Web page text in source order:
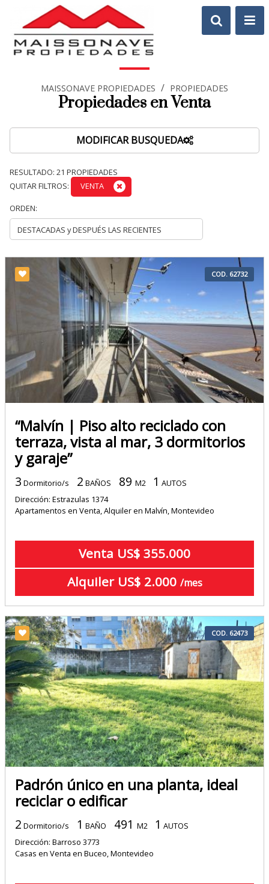
MAISSONAVE PROPIEDADES / PROPIEDADES
Propiedades en Venta
MODIFICAR BUSQUEDA
RESULTADO: 21 PROPIEDADES
QUITAR FILTROS:
VENTA
ORDEN:
COD. 62732
“Malvín | Piso alto reciclado con
terraza, vista al mar, 3 dormitorios
y garaje”
3 Dormitorio/s 2 BAÑOS 89 M2 1 AUTOS
Dirección: Estrazulas 1374
Apartamentos en Venta, Alquiler en Malvín, Montevideo
Venta US$ 355.000
Alquiler US$ 2.000 /mes
COD. 62473
Padrón único en una planta, ideal
reciclar o edificar
2 Dormitorio/s 1 BAÑO 491 M2 1 AUTOS
Dirección: Barroso 3773
Casas en Venta en Buceo, Montevideo